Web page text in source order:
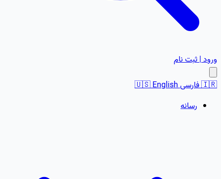
ورود | ثبت نام
🇮🇷فارسی 🇺🇸English
رسانه